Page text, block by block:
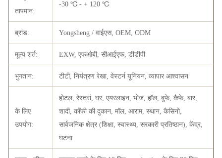
तापमान:
-30 ℃ - + 120 ℃
ब्रांड: Yongsheng / वाईएस, OEM, ODM
मूल्य शर्त: EXW, एफओबी, सीआईएफ, डीडीपी
भुगतान: टीटी, नियंत्रण रेखा, वेस्टर्न यूनियन, व्यापार आश्वासन
के लिए
उपयोग:
होटल, रेस्तरां, घर, एयरलाइन, भोज, हॉल, बुफे, कैफे, बार,
शादी, कॉफी की दुकान, मॉल, आराम, स्थान, कैसिनो,
सार्वजनिक क्षेत्र (शिक्षा, स्वास्थ्य, सरकारी प्रतिष्ठान), केंद्र,
घटना